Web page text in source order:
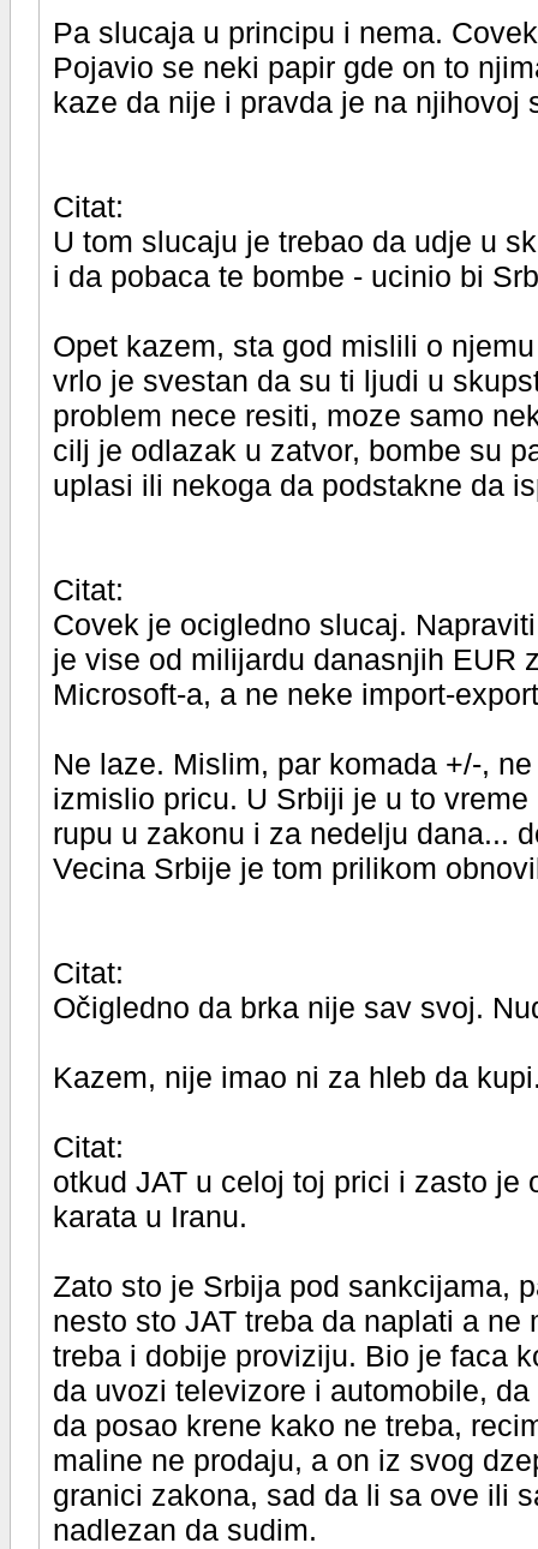
Pa slucaja u principu i nema.
Pojavio se neki papir gde on to
kaze da nije i pravda je na njihovoj
Citat:
U tom slucaju je trebao da udje u
i da pobaca te bombe - ucinio bi
Opet kazem, sta god mislili o
vrlo je svestan da su ti ljudi u
problem nece resiti, moze samo
cilj je odlazak u zatvor, bombe su
uplasi ili nekoga da podstakne da
Citat:
Covek je ocigledno slucaj.
je vise od milijardu danasnjih EUR
Microsoft-a, a ne neke import-
Ne laze. Mislim, par komada +/-,
izmislio pricu. U Srbiji je u to
rupu u zakonu i za nedelju dana...
Vecina Srbije je tom prilikom
Citat:
Očigledno da brka nije sav svoj.
Kazem, nije imao ni za hleb da
Citat:
otkud JAT u celoj toj prici i zasto je
karata u Iranu.
Zato sto je Srbija pod sankcijama,
nesto sto JAT treba da naplati a
treba i dobije proviziju. Bio je faca
da uvozi televizore i automobile,
da posao krene kako ne treba,
maline ne prodaju, a on iz svog
granici zakona, sad da li sa ove ili
nadlezan da sudim.